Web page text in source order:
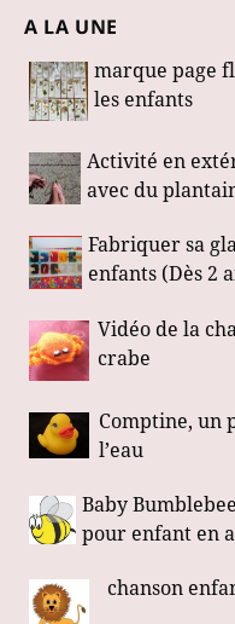
A LA UNE
marque page
les enfants
Activité en
avec du
Fabriquer sa
enfants (Dès 2
Vidéo de la
crabe
Comptine, un
l’eau
Baby
pour enfant en
chanson